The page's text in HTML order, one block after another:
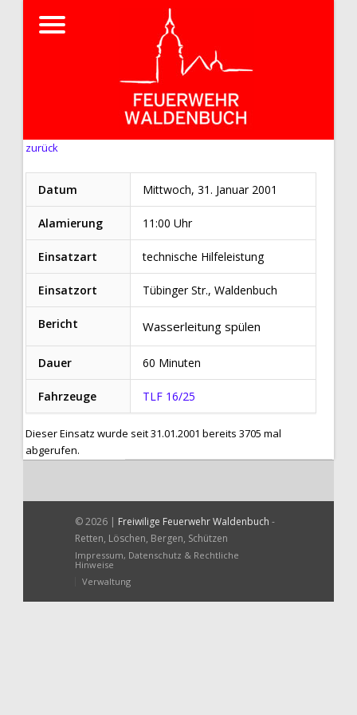
zurück
Datum Mittwoch, 31. Januar 2001
Alamierung 11:00 Uhr
Einsatzart technische Hilfeleistung
Einsatzort Tübinger Str., Waldenbuch
Bericht Wasserleitung spülen
Dauer 60 Minuten
Fahrzeuge TLF 16/25
Dieser Einsatz wurde seit 31.01.2001 bereits 3705 mal
abgerufen.
© 2026 | Freiwilige Feuerwehr Waldenbuch -
Retten, Löschen, Bergen, Schützen
Impressum, Datenschutz & Rechtliche
Hinweise
Verwaltung